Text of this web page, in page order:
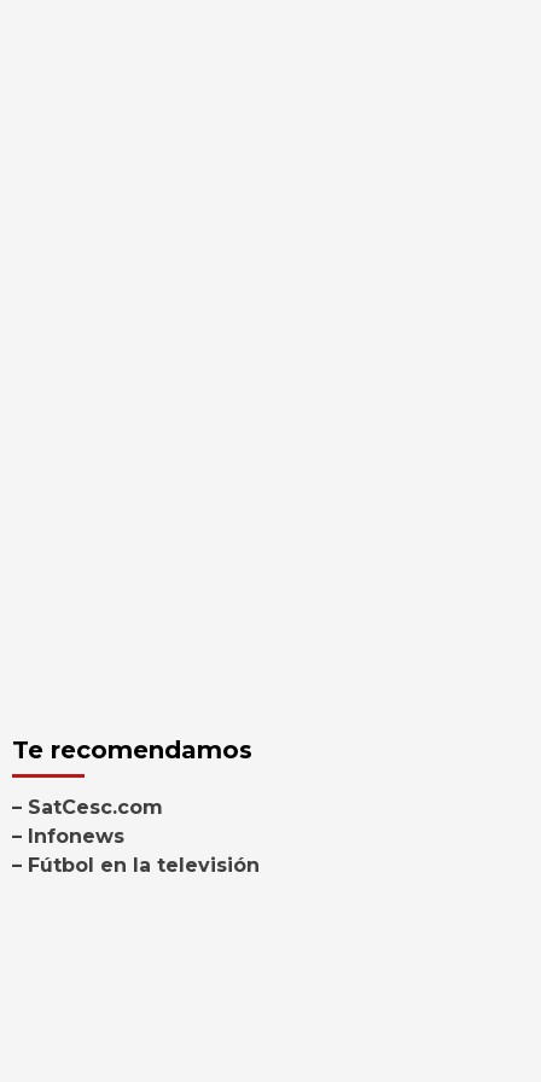
Te recomendamos
– SatCesc.com
– Infonews
– Fútbol en la televisión